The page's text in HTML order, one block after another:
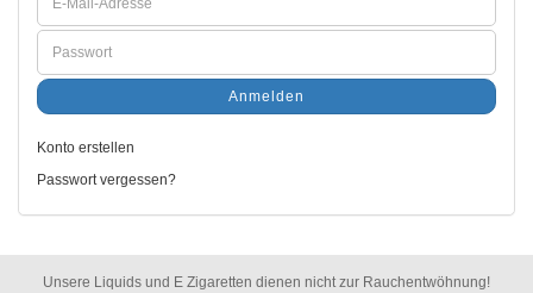
Anmelden
Konto erstellen
Passwort vergessen?
Unsere Liquids und E Zigaretten dienen nicht zur Rauchentwöhnung!